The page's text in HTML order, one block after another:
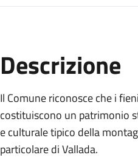
Descrizione
Il Comune riconosce che i
costituiscono un patrimonio
e culturale tipico della
particolare di Vallada.